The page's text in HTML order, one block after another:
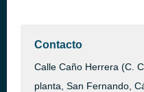
Contacto
Calle Caño Herrera (C.
planta, San Fernando,